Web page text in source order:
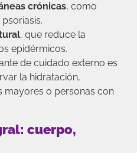
crónicas, como
, que reduce la
epidérmicos.
de cuidado externo es
la hidratación,
mayores o personas con
cuerpo,